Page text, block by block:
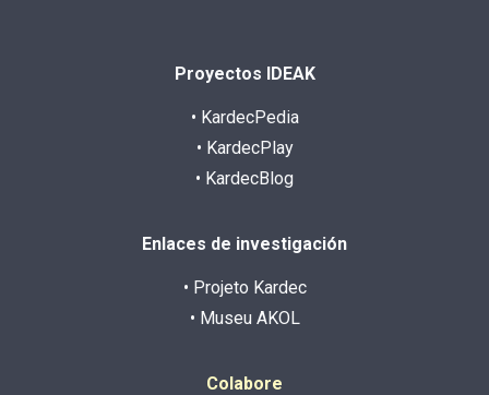
Proyectos IDEAK
• KardecPedia
• KardecPlay
• KardecBlog
Enlaces de investigación
• Projeto Kardec
• Museu AKOL
Colabore